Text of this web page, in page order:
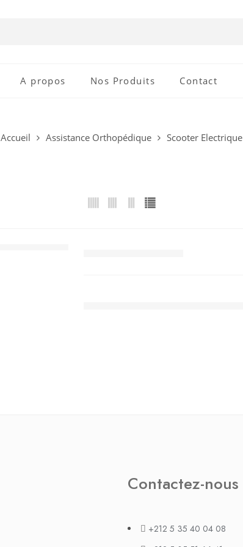
A propos Nos Produits Contact
Accueil Assistance Orthopédique Scooter Electrique
Contactez-nous
+212 5 35 40 04 08